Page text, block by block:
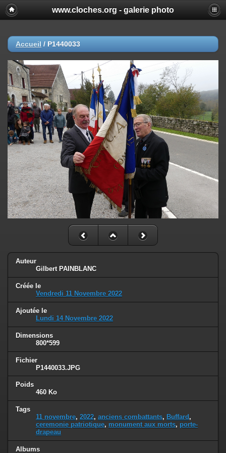
www.cloches.org - galerie photo
Accueil / P1440033
Auteur
Gilbert PAINBLANC
Créée le
Vendredi 11 Novembre 2022
Ajoutée le
Lundi 14 Novembre 2022
Dimensions
800*599
Fichier
P1440033.JPG
Poids
460 Ko
Tags
11 novembre, 2022, anciens combattants, Buffard ,
ceremonie patriotique, monument aux morts, porte-
drapeau
Albums